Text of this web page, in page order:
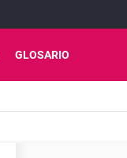
GLOSARIO